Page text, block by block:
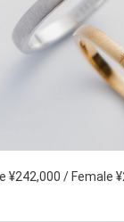
¥242,000 / Female